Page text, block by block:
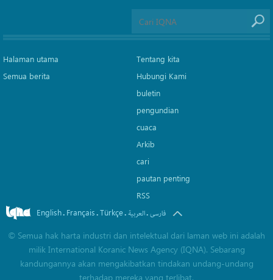
Halaman utama
Semua berita
Tentang kita
Hubungi Kami
buletin
pengundian
cuaca
Arkib
cari
pautan penting
RSS
English. Français.Türkçe. العربیة.فارسی
© Semua hak harta industri dan intelektual dari laman web ini adalah
milik International Koranic News Agency (IQNA). Sebarang
kandungannya akan mengakibatkan tindakan undang-undang
terhadap mereka yang terlibat.